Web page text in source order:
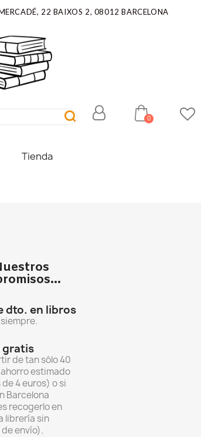
22 BAIXOS 2, 08012 BARCELONA
Tienda
dto. en libros
gratis
de tan sólo 40
estimado
de 4 euros) o si
Barcelona
recogerlo en
librería sin
envío).